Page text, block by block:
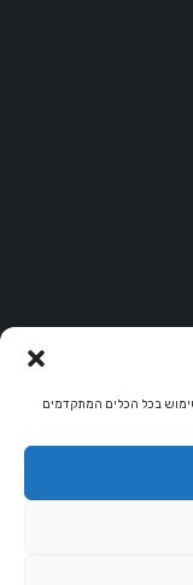
בכל הכלים המתקדמים